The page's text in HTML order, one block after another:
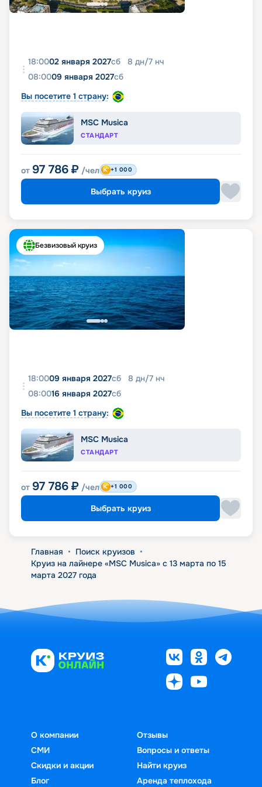
18:0002 января 2027сб 8 дн/7 нч
08:0009 января 2027сб
Вы посетите 1 страну:
MSC Musica
СТАНДАРТ
от 97 786 ₽ /чел +1 000
Выбрать круиз
Безвизовый круиз
18:0009 января 2027сб 8 дн/7 нч
08:0016 января 2027сб
Вы посетите 1 страну:
MSC Musica
СТАНДАРТ
от 97 786 ₽ /чел +1 000
Выбрать круиз
Главная • Поиск круизов •
Круиз на лайнере «MSC Musica» с 13 марта по 15
марта 2027 года
О компании
СМИ
Скидки и акции
Блог
Отзывы
Вопросы и ответы
Найти круиз
Аренда теплохода